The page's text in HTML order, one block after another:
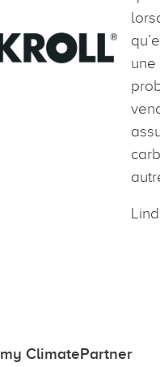
ClimatePartner